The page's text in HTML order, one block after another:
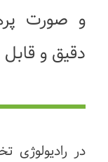
و صورت
دقیق و قابل
در